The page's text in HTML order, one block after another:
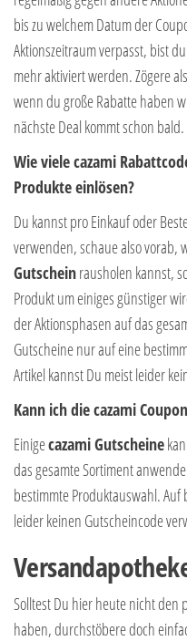
bis zu welchem Datum der
Aktionszeitraum verpasst, bist
mehr aktiviert werden. Zögere
wenn du große Rabatte haben
nächste Deal kommt schon bald.
Wie viele cazami
Produkte einlösen?
Du kannst pro Einkauf oder
verwenden, schaue also vorab,
Gutscheinrausholen kannst,
Produkt um einiges günstiger
der Aktionsphasen auf das
Gutscheine nur auf eine
Artikel kannst Du meist leider
Kann ich die cazami
Einigecazami Gutscheine
das gesamte Sortiment
bestimmte Produktauswahl.
leider keinen Gutscheincode
Solltest Du hier heute nicht den
haben, durchstöbere doch